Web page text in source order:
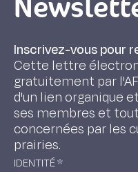
Inscrivez-vous pour
Cette lettre
gratuitement par
d'un lien organique
ses membres et
concernées par les
prairies.
IDENTITÉ*